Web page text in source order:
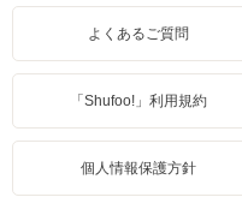
よくあるご質問
「Shufoo!」利用規約
個人情報保護方針